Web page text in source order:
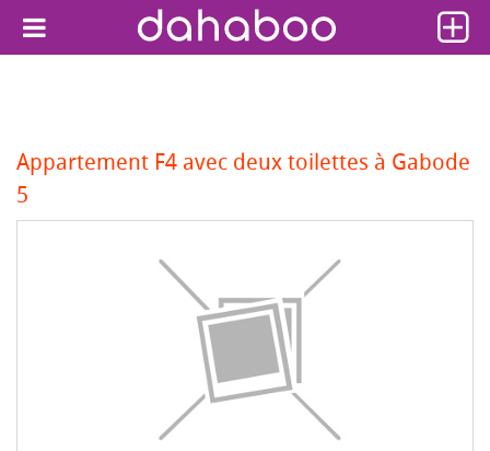
Appartement F4 avec deux toilettes à Gabode
5